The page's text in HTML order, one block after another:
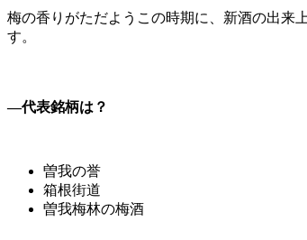
梅の香りがただようこの時期に、新酒の出来
す。
―代表銘柄は？
曽我の誉
箱根街道
曽我梅林の梅酒